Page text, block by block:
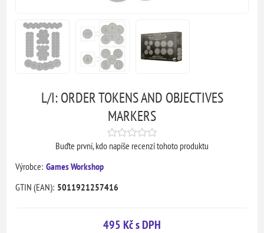
L/I: ORDER TOKENS AND OBJECTIVES
MARKERS
Buďte první, kdo napíše recenzi tohoto produktu
Výrobce: Games Workshop
GTIN (EAN): 5011921257416
495 Kč s DPH